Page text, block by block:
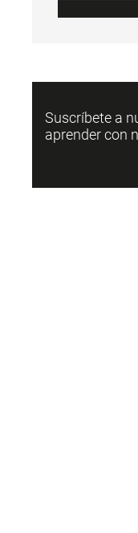
Suscríbete a
aprender con